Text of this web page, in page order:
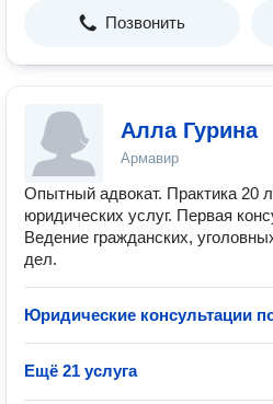
Позвонить
Алла Гурина
Армавир
Опытный адвокат. Практика 20
юридических услуг. Первая
Ведение гражданских,
дел.
Юридические консультации
Ещё 21 услуга